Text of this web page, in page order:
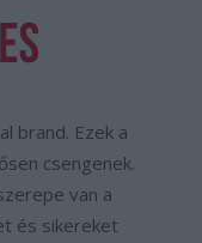
brand. Ezek a
csengenek.
van a
és sikereket